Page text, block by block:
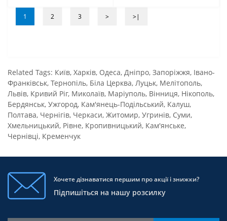
1 2 3 > >|
Related Tags: Київ, Харків, Одеса, Дніпро, Запоріжжя, Івано-
Франківськ, Тернопіль, Біла Церква, Луцьк, Мелітополь,
Львів, Кривий Ріг, Миколаїв, Маріуполь, Вінниця, Нікополь,
Бердянськ, Ужгород, Кам'янець-Подільський, Калуш,
Полтава, Чернігів, Черкаси, Житомир, Угринів, Суми,
Хмельницький, Рівне, Кропивницький, Кам'янське,
Чернівці, Кременчук
Хочете дізнаватися першим про акції і знижки?
Підпишіться на нашу розсилку